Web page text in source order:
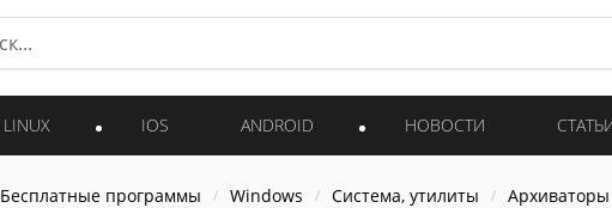
LINUX IOS ANDROID НОВОСТИ
Бесплатные программы Windows Система, утилиты Архиваторы